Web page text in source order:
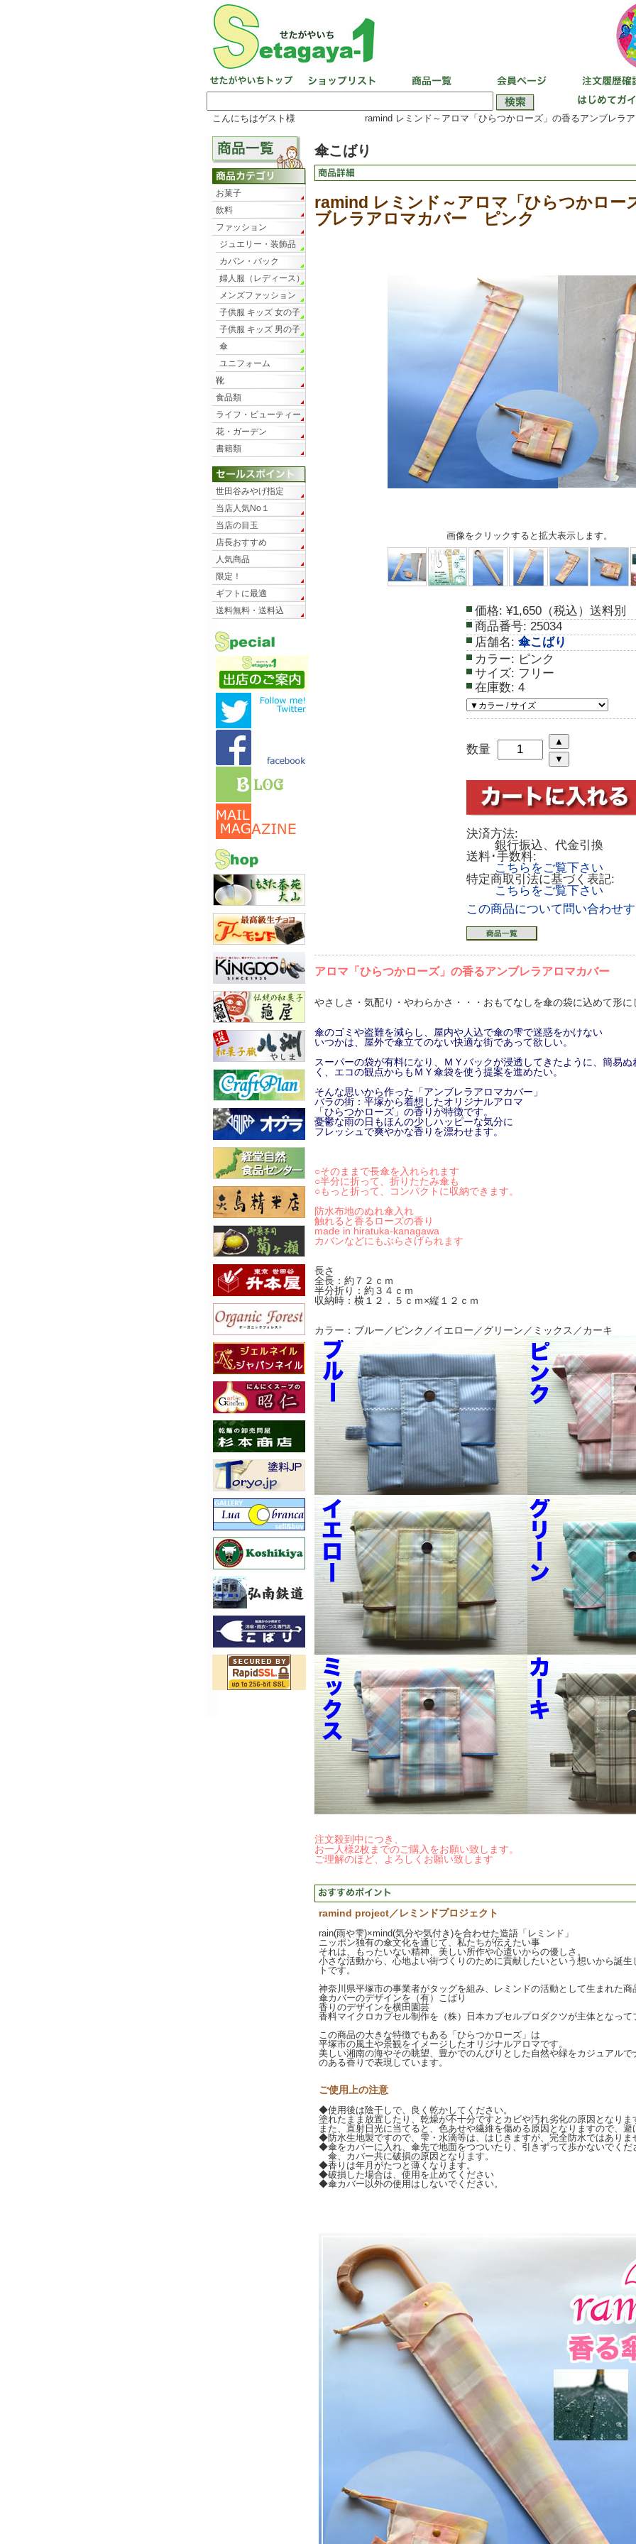
こんにちはゲスト様 ramind レミンド～アロマ「ひらつかローズ」の香るアンブレ
傘こばり
ramind レミンド～アロマ「ひらつかロー
ブレラアロマカバー ピンク
画像をクリックすると拡大表示します。
価格: ¥1,650（税込）送料別
商品番号: 25034
店舗名: 傘こばり
カラー: ピンク
サイズ: フリー
在庫数: 4
数量
決済方法:
銀行振込、代金引換
送料･手数料:
こちらをご覧下さい
特定商取引法に基づく表記:
こちらをご覧下さい
この商品について問い合わせ
アロマ「ひらつかローズ」の香るアンブレラアロマカバー
やさしさ・気配り・やわらかさ・・・おもてなしを傘の袋に込めて形に
傘のゴミや盗難を減らし、屋内や人込で傘の雫で迷惑をかけない
いつかは、屋外で傘立てのない快適な街であって欲しい。
スーパーの袋が有料になり、ＭＹバックが浸透してきたように、簡易
く、エコの観点からもＭＹ傘袋を使う提案を進めたい。
そんな思いから作った「アンブレラアロマカバー」
バラの街：平塚から着想したオリジナルアロマ
「ひらつかローズ」の香りが特徴です。
憂鬱な雨の日もほんの少しハッピーな気分に
フレッシュで爽やかな香りを漂わせます。
○そのままで長傘を入れられます
○半分に折って、折りたたみ傘も
○もっと折って、コンパクトに収納できます。
防水布地のぬれ傘入れ
触れると香るローズの香り
made in hiratuka-kanagawa
カバンなどにもぶらさげられます
長さ
全長：約７２ｃｍ
半分折り：約３４ｃｍ
収納時：横１２．５ｃｍ×縦１２ｃｍ
カラー：ブルー／ピンク／イエロー／グリーン／ミックス／カーキ
注文殺到中につき、
お一人様2枚までのご購入をお願い致します。
ご理解のほど、よろしくお願い致します
ramind project／レミンドプロジェクト
rain(雨や雫)×mind(気分や気付き)を合わせた造語「レミンド」
ニッポン独有の傘文化を通じて、私たちが伝えたい事
それは、もったいない精神、美しい所作や心遣いからの優しさ。
小さな活動から、心地よい街づくりのために貢献したいという想いから誕
トです。
神奈川県平塚市の事業者がタッグを組み、レミンドの活動として生まれた商
傘カバーのデザインを（有）こばり
香りのデザインを横田園芸
香料マイクロカプセル制作を（株）日本カプセルプロダクツが主体となって
この商品の大きな特徴でもある「ひらつかローズ」は
平塚市の風土や景観をイメージしたオリジナルアロマです。
美しい湘南の海やその眺望、豊かでのんびりとした自然や緑をカジュアル
のある香りで表現しています。
ご使用上の注意
◆使用後は陰干しで、良く乾かしてください。
塗れたまま放置したり、乾燥が不十分ですとカビや汚れ劣化の原因となりま
また、直射日光に当てると、色あせや繊維を傷める原因となりますので、避
◆防水生地製ですので、雫・水滴等は、はじきますが、完全防水ではありま
◆傘をカバーに入れ、傘先で地面をつついたり、引きずって歩かないでくだ
傘、カバー共に破損の原因となります。
◆香りは年月がたつと薄くなります。
◆破損した場合は、使用を止めてください
◆傘カバー以外の使用はしないでください。
お菓子
飲料
ファッション
ジュエリー・装飾品
カバン・バック
婦人服（レディース）
メンズファッション
子供服 キッズ 女の子
子供服 キッズ 男の子
傘
ユニフォーム
靴
食品類
ライフ・ビューティー
花・ガーデン
書籍類
世田谷みやげ指定
当店人気No１
当店の目玉
店長おすすめ
人気商品
限定！
ギフトに最適
送料無料・送料込